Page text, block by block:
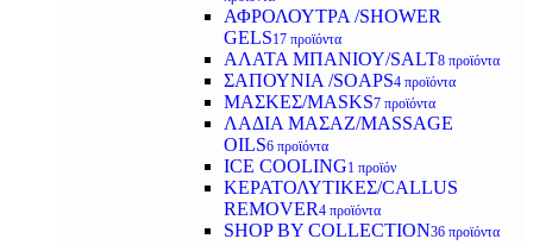
ΑΦΡΟΛΟΥΤΡΑ /SHOWER
GELS17 προϊόντα
ΑΛΑΤΑ ΜΠΑΝΙΟΥ/SALT8 προϊόντα
ΣΑΠΟΥΝΙΑ /SOAPS4 προϊόντα
ΜΑΣΚΕΣ/MASKS7 προϊόντα
ΛΑΔΙΑ ΜΑΣΑΖ/MASSAGE
OILS6 προϊόντα
ICE COOLING1 προϊόν
ΚΕΡΑΤΟΛΥΤΙΚΕΣ/CALLUS
REMOVER4 προϊόντα
SHOP BY COLLECTION36 προϊόντα